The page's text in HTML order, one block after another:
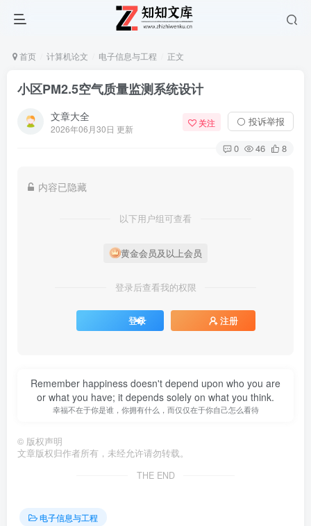
首页 计算机论文 电子信息与工程 正文
小区PM2.5空气质量监测系统设计
文章大全
2026年06月30日 更新
关注 ⚪ 投诉举报
0 46 8
内容已隐藏
以下用户组可查看
黄金会员及以上会员
登录后查看我的权限
登录 注册
Remember happiness doesn't depend upon who you are
or what you have; it depends solely on what you think.
幸福不在于你是谁，你拥有什么，而仅仅在于你自己怎么看待
© 版权声明
文章版权归作者所有，未经允许请勿转载。
THE END
电子信息与工程